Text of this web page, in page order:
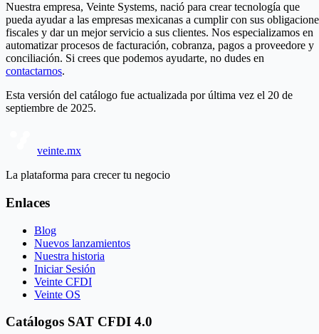
Nuestra empresa, Veinte Systems, nació para crear tecnología que
pueda ayudar a las empresas mexicanas a cumplir con sus
fiscales y dar un mejor servicio a sus clientes. Nos especializamos en
automatizar procesos de facturación, cobranza, pagos a proveedore y
conciliación. Si crees que podemos ayudarte, no dudes en
contactarnos.
Esta versión del catálogo fue actualizada por última vez el 20 de
septiembre de 2025.
veinte.mx
La plataforma para crecer tu negocio
Enlaces
Blog
Nuevos lanzamientos
Nuestra historia
Iniciar Sesión
Veinte CFDI
Veinte OS
Catálogos SAT CFDI 4.0